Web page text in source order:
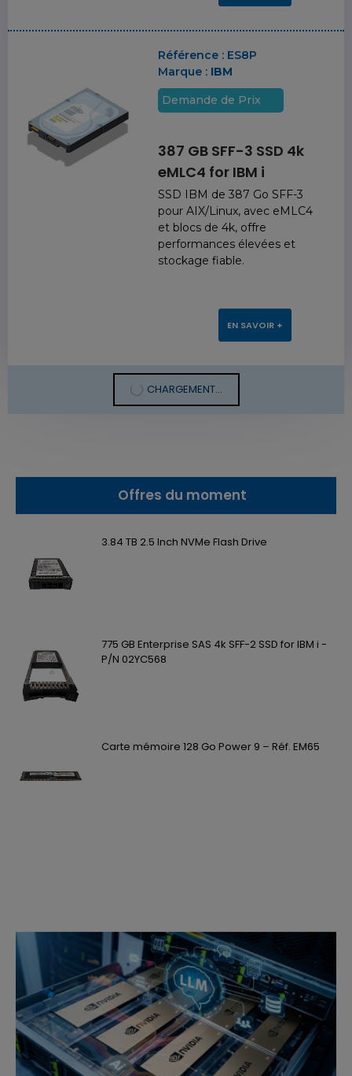
Référence : ES8P
Marque : IBM
Demande de Prix
387 GB SFF-3 SSD 4k
eMLC4 for IBM i
SSD IBM de 387 Go SFF-3
pour AIX/Linux, avec eMLC4
et blocs de 4k, offre
performances élevées et
stockage fiable.
EN SAVOIR +
CHARGEMENT...
Offres du moment
3.84 TB 2.5 Inch NVMe Flash Drive
775 GB Enterprise SAS 4k SFF-2 SSD for IBM i -
P/N 02YC568
Carte mémoire 128 Go Power 9 – Réf. EM65